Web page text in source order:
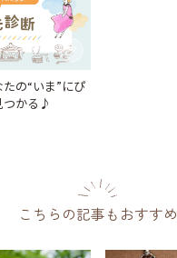
たの“いま”にぴ
つかる♪
こちらの記事もおすすめ